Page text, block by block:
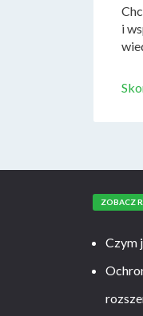
i
ZOBACZ
Czym